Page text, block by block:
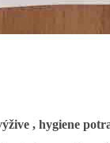
, hygiene